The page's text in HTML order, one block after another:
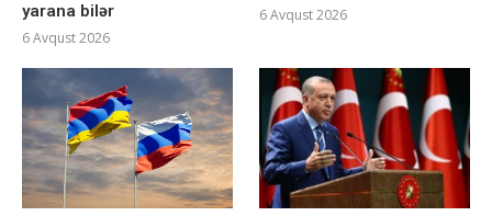
yarana bilər
6 Avqust 2026
6 Avqust 2026